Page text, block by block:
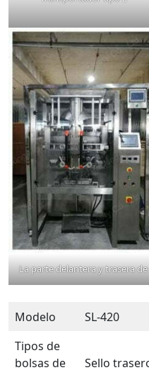
La parte delantera y trasera
Modelo SL-420
Tipos de
bolsas de
Sello